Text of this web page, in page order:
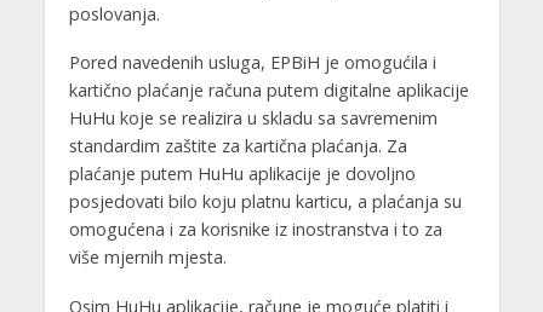
poslovanja.
Pored navedenih usluga, EPBiH je omogućila i
kartično plaćanje računa putem digitalne aplikacije
HuHu koje se realizira u skladu sa savremenim
standardim zaštite za kartična plaćanja. Za
plaćanje putem HuHu aplikacije je dovoljno
posjedovati bilo koju platnu karticu, a plaćanja su
omogućena i za korisnike iz inostranstva i to za
više mjernih mjesta.
Osim HuHu aplikacije, račune je moguće platiti i